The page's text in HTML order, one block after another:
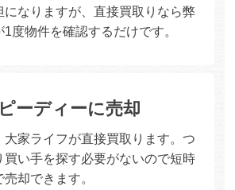
になりますが、直接買取りなら弊
1度物件を確認するだけです。
ーディーに売却
大家ライフが直接買取ります。つ
買い手を探す必要がないので短時
売却できます。